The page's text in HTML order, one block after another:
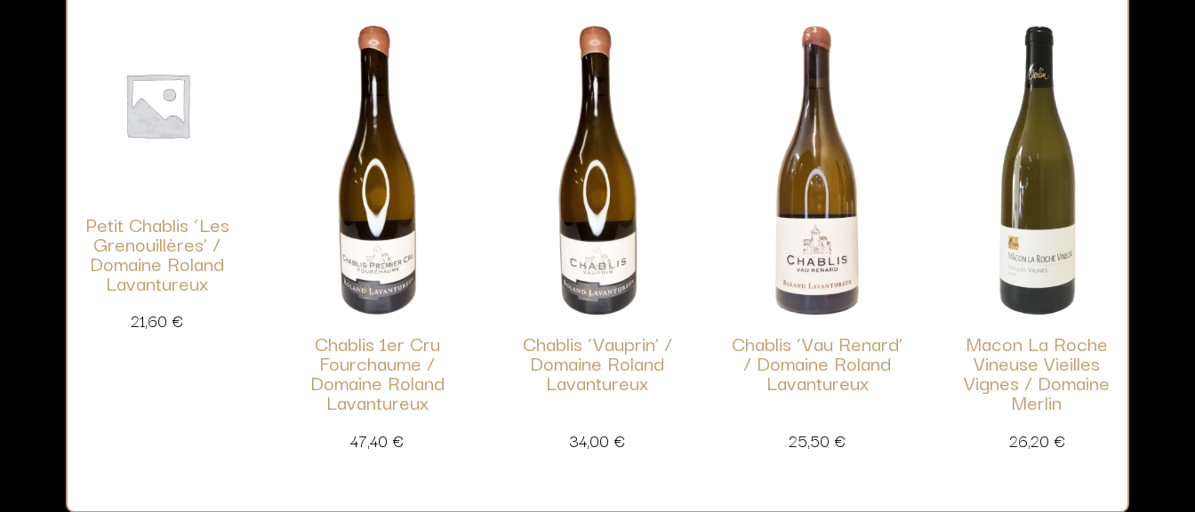
Petit Chablis ‘Les
Grenouillères’ /
Domaine Roland
Lavantureux
21,60 €
Chablis 1er Cru
Fourchaume /
Domaine Roland
Lavantureux
47,40 €
Chablis ‘Vauprin’ /
Domaine Roland
Lavantureux
34,00 €
Chablis ‘Vau Renard’
/ Domaine Roland
Lavantureux
25,50 €
Macon La Roche
Vineuse Vieilles
Vignes / Domaine
Merlin
26,20 €